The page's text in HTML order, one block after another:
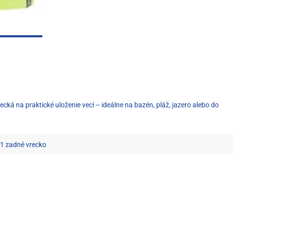
na praktické uloženie vecí – ideálne na bazén, pláž, jazero alebo do
zadné vrecko